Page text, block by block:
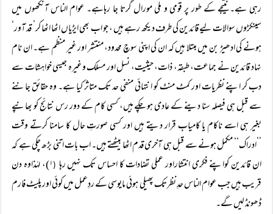
رہی ہے۔ نتیجے کے طور پر قومی و ملی مورال گرتا جا رہاہے۔ عوام الناس آنکھوں میں
سینکڑوں سوالات لیے قائدین کی طرف دیکھ رہے ہیں ، جو اب بھی ایڑیاں اٹھا اٹھا کر’ قد آور‘
ہونے کی ادھیڑ بن میں مبتلا ہیں کہ ان کی اپنی سوچ محدود، منتشر اور غیر منظم ہے۔ ان نام
نہاد قائدین نے جماعت، طبقہ، ذات، حیثیت، نسل اور مسلک وغیرہ جیسی خواہشات سے
دب کر اپنے نظریات اور کمٹ منٹ کو انتہائی منفی حد تک متاثر کیا ہے۔ وہ حقائق جاننے
سے قبل ہی فیصلہ سنا دینے کے عادی ہو چکے ہیں، کسی کام کے دور رس نتائج کو بھانپے
بغیر ہی اسے ناکام یا کامیاب قرار دیتے ہیں اور کسی صورتِ حال کا سامنا کرتے وقت
’’ادراک‘‘ مکمل ہونے سے قبل ہی آخری قدم اٹھا بیٹھتے ہیں۔ اب بات اتنی بڑھ چکی ہے کہ
ان قائدین کواپنے فکری انتشاراور عملی تضادات کا احساس تک نہیں رہا ( ۱)، لہٰذاوہ دن
قریب ہیں جب عوام الناس حدِ نظرتک پھیلی ہوئی مایوسی کے ردِعمل میں کوئی اور پلیٹ فارم
ڈھونڈ لیں گے۔